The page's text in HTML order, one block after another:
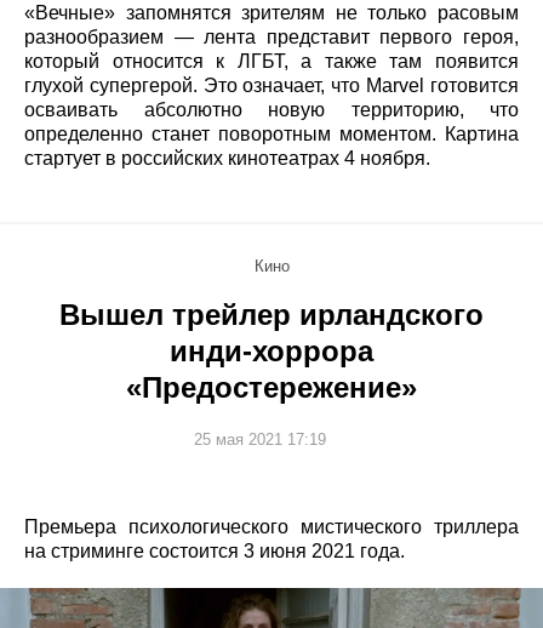
«Вечные» запомнятся зрителям не только расовым
разнообразием — лента представит первого героя,
который относится к ЛГБТ, а также там появится
глухой супергерой. Это означает, что Marvel готовится
осваивать абсолютно новую территорию, что
определенно станет поворотным моментом. Картина
стартует в российских кинотеатрах 4 ноября.
Кино
Вышел трейлер ирландского
инди-хоррора
«Предостережение»
25 мая 2021 17:19
Премьера психологического мистического триллера
на стриминге состоится 3 июня 2021 года.